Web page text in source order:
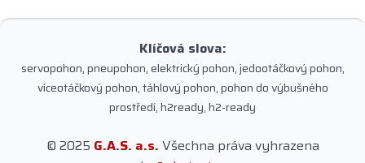
Klíčová slova:
servopohon, pneupohon, elektrický pohon, jedootáčkový pohon,
víceotáčkový pohon, táhlový pohon, pohon do výbušného
prostředí, h2ready, h2-ready
© 2025 G.A.S. a.s. Všechna práva vyhrazena